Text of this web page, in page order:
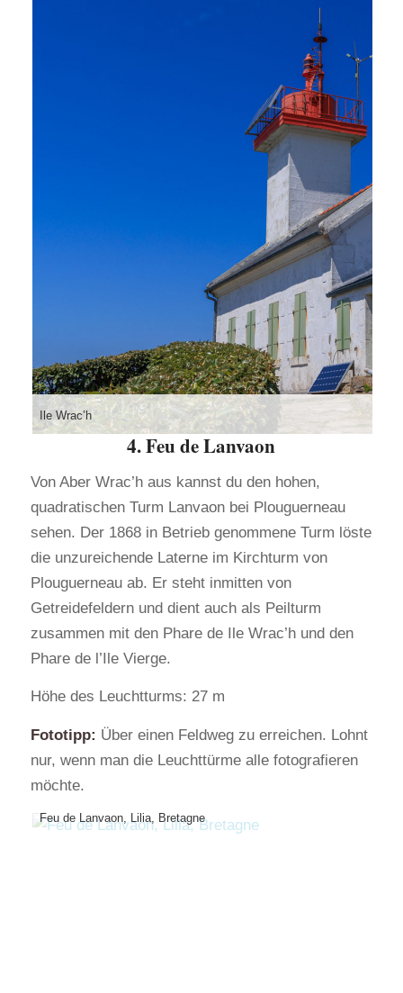
Ile Wrac’h
4. Feu de Lanvaon
Von Aber Wrac’h aus kannst du den hohen,
quadratischen Turm Lanvaon bei Plouguerneau
sehen. Der 1868 in Betrieb genommene Turm löste
die unzureichende Laterne im Kirchturm von
Plouguerneau ab. Er steht inmitten von
Getreidefeldern und dient auch als Peilturm
zusammen mit den Phare de Ile Wrac’h und den
Phare de l’Ile Vierge.
Höhe des Leuchtturms: 27 m
Fototipp: Über einen Feldweg zu erreichen. Lohnt
nur, wenn man die Leuchttürme alle fotografieren
möchte.
Feu de Lanvaon, Lilia, Bretagne